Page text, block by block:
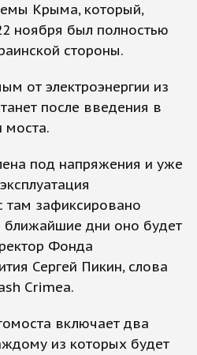
Крыма, который,
ноября был полностью
стороны.
от электроэнергии из
после введения в
моста.
под напряжения и уже
там зафиксировано
дни оно будет
Фонда
Сергей Пикин, слова
Crimea.
включает два
из которых будет